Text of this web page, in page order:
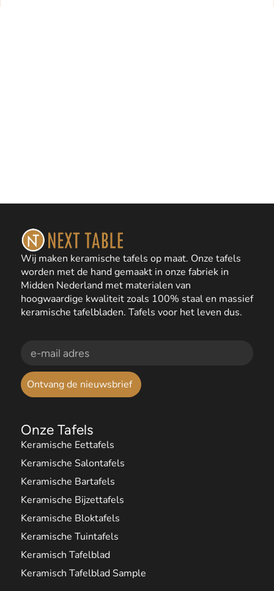
Ontvang de nieuwsbrief
Wij maken keramische tafels op maat. Onze tafels
worden met de hand gemaakt in onze fabriek in
Midden Nederland met materialen van
hoogwaardige kwaliteit zoals 100% staal en massief
keramische tafelbladen. Tafels voor het leven dus.
Onze Tafels
Keramische Eettafels
Keramische Salontafels
Keramische Bartafels
Keramische Bijzettafels
Keramische Bloktafels
Keramische Tuintafels
Keramisch Tafelblad
Keramisch Tafelblad Sample